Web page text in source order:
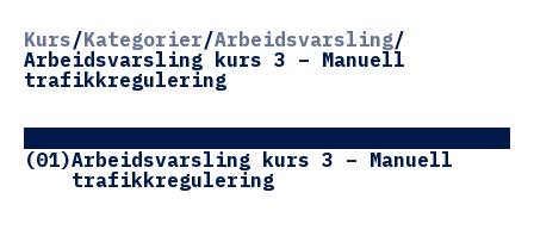
Kurs/Kategorier/Arbeidsvarsling/
Arbeidsvarsling kurs 3 – Manuell
trafikkregulering
(01)Arbeidsvarsling kurs 3 – Manuell
trafikkregulering